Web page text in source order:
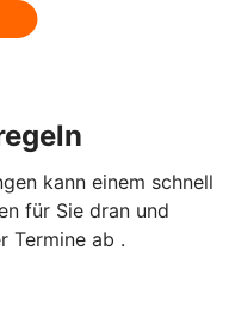
kann einem schnell
für Sie dran und
Termine ab .